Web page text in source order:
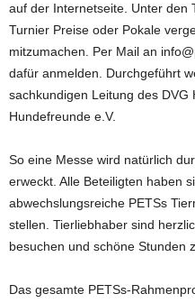
auf der Internetseite. Unter den
Turnier Preise oder Pokale
mitzumachen. Per Mail an
dafür anmelden. Durchgeführt
sachkundigen Leitung des
Hundefreunde e.V.
So eine Messe wird natürlich
erweckt. Alle Beteiligten haben
abwechslungsreiche PETSs
stellen. Tierliebhaber sind
besuchen und schöne Stunden
Das gesamte PETSs-